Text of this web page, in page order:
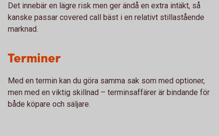
Det innebär en lägre risk men ger ändå en extra intäkt, så
kanske passar covered call bäst i en relativt stillastående
marknad.
Terminer
Med en termin kan du göra samma sak som med optioner,
men med en viktig skillnad – terminsaffärer är bindande för
både köpare och säljare.